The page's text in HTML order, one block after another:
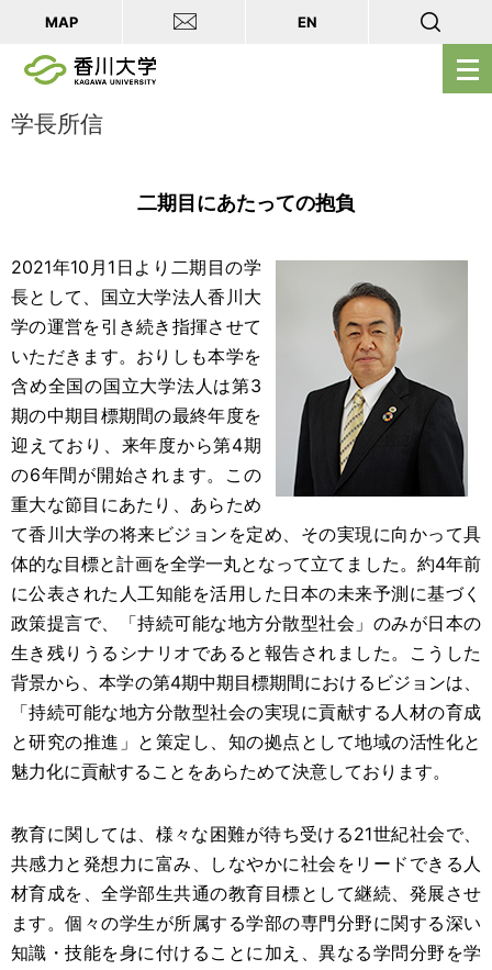
メ
ニ
MAP EN
学長所信
二期目にあたっての抱負
2021年10月1日より二期目の学
長として、国立大学法人香川大
学の運営を引き続き指揮させて
いただきます。おりしも本学を
含め全国の国立大学法人は第3
期の中期目標期間の最終年度を
迎えており、来年度から第4期
の6年間が開始されます。この
重大な節目にあたり、あらため
て香川大学の将来ビジョンを定め、その実現に向かって具
体的な目標と計画を全学一丸となって立てました。約4年前
に公表された人工知能を活用した日本の未来予測に基づく
政策提言で、「持続可能な地方分散型社会」のみが日本の
生き残りうるシナリオであると報告されました。こうした
背景から、本学の第4期中期目標期間におけるビジョンは、
「持続可能な地方分散型社会の実現に貢献する人材の育成
と研究の推進」と策定し、知の拠点として地域の活性化と
魅力化に貢献することをあらためて決意しております。
教育に関しては、様々な困難が待ち受ける21世紀社会で、
共感力と発想力に富み、しなやかに社会をリードできる人
材育成を、全学部生共通の教育目標として継続、発展させ
ます。個々の学生が所属する学部の専門分野に関する深い
知識・技能を身に付けることに加え、異なる学問分野を学